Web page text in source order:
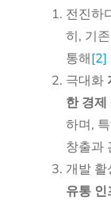
전진하
히, 기
통해[2]
극대화
한 경제
하며,
창출과
개발 활
유통 인